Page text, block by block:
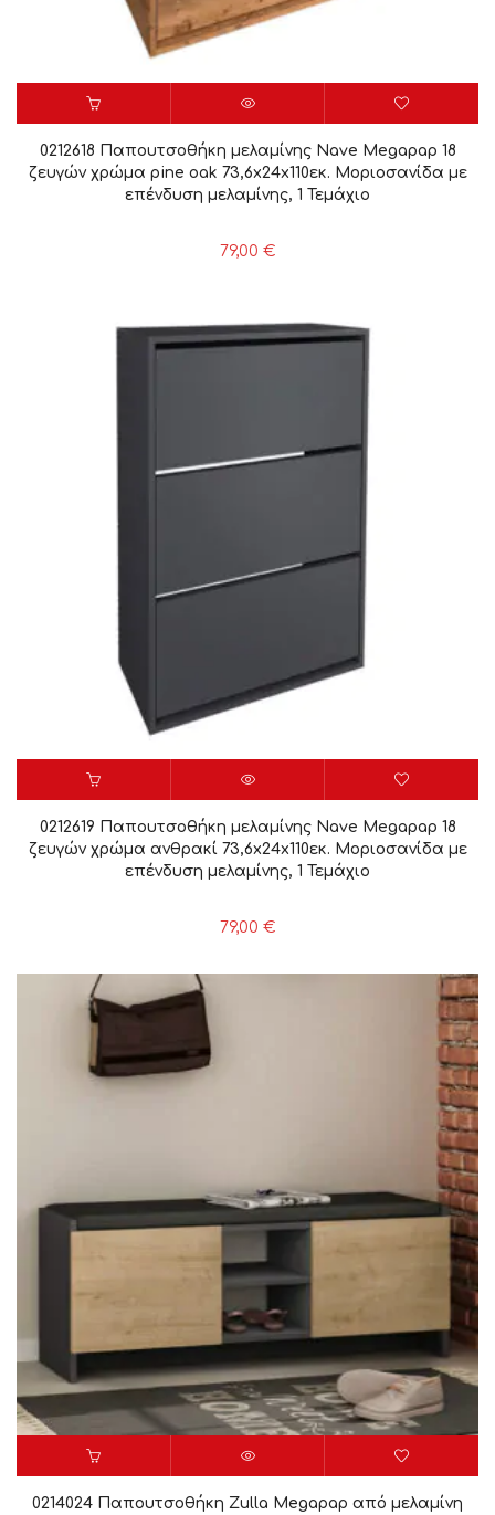
0212618 Παπουτσοθήκη μελαμίνης Nave Megapap 18
ζευγών χρώμα pine oak 73,6x24x110εκ. Μοριοσανίδα με
επένδυση μελαμίνης, 1 Τεμάχιο
79,00 €
0212619 Παπουτσοθήκη μελαμίνης Nave Megapap 18
ζευγών χρώμα ανθρακί 73,6x24x110εκ. Μοριοσανίδα με
επένδυση μελαμίνης, 1 Τεμάχιο
79,00 €
0214024 Παπουτσοθήκη Zulla Megapap από μελαμίνη